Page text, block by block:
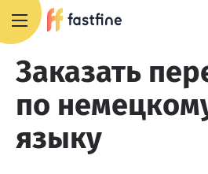
Заказать
по
языку